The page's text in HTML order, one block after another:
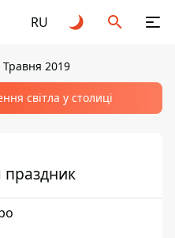
RU
Травня 2019
світла у столиці
праздник